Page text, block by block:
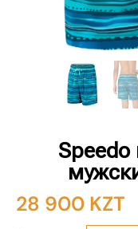
28 900 KZT